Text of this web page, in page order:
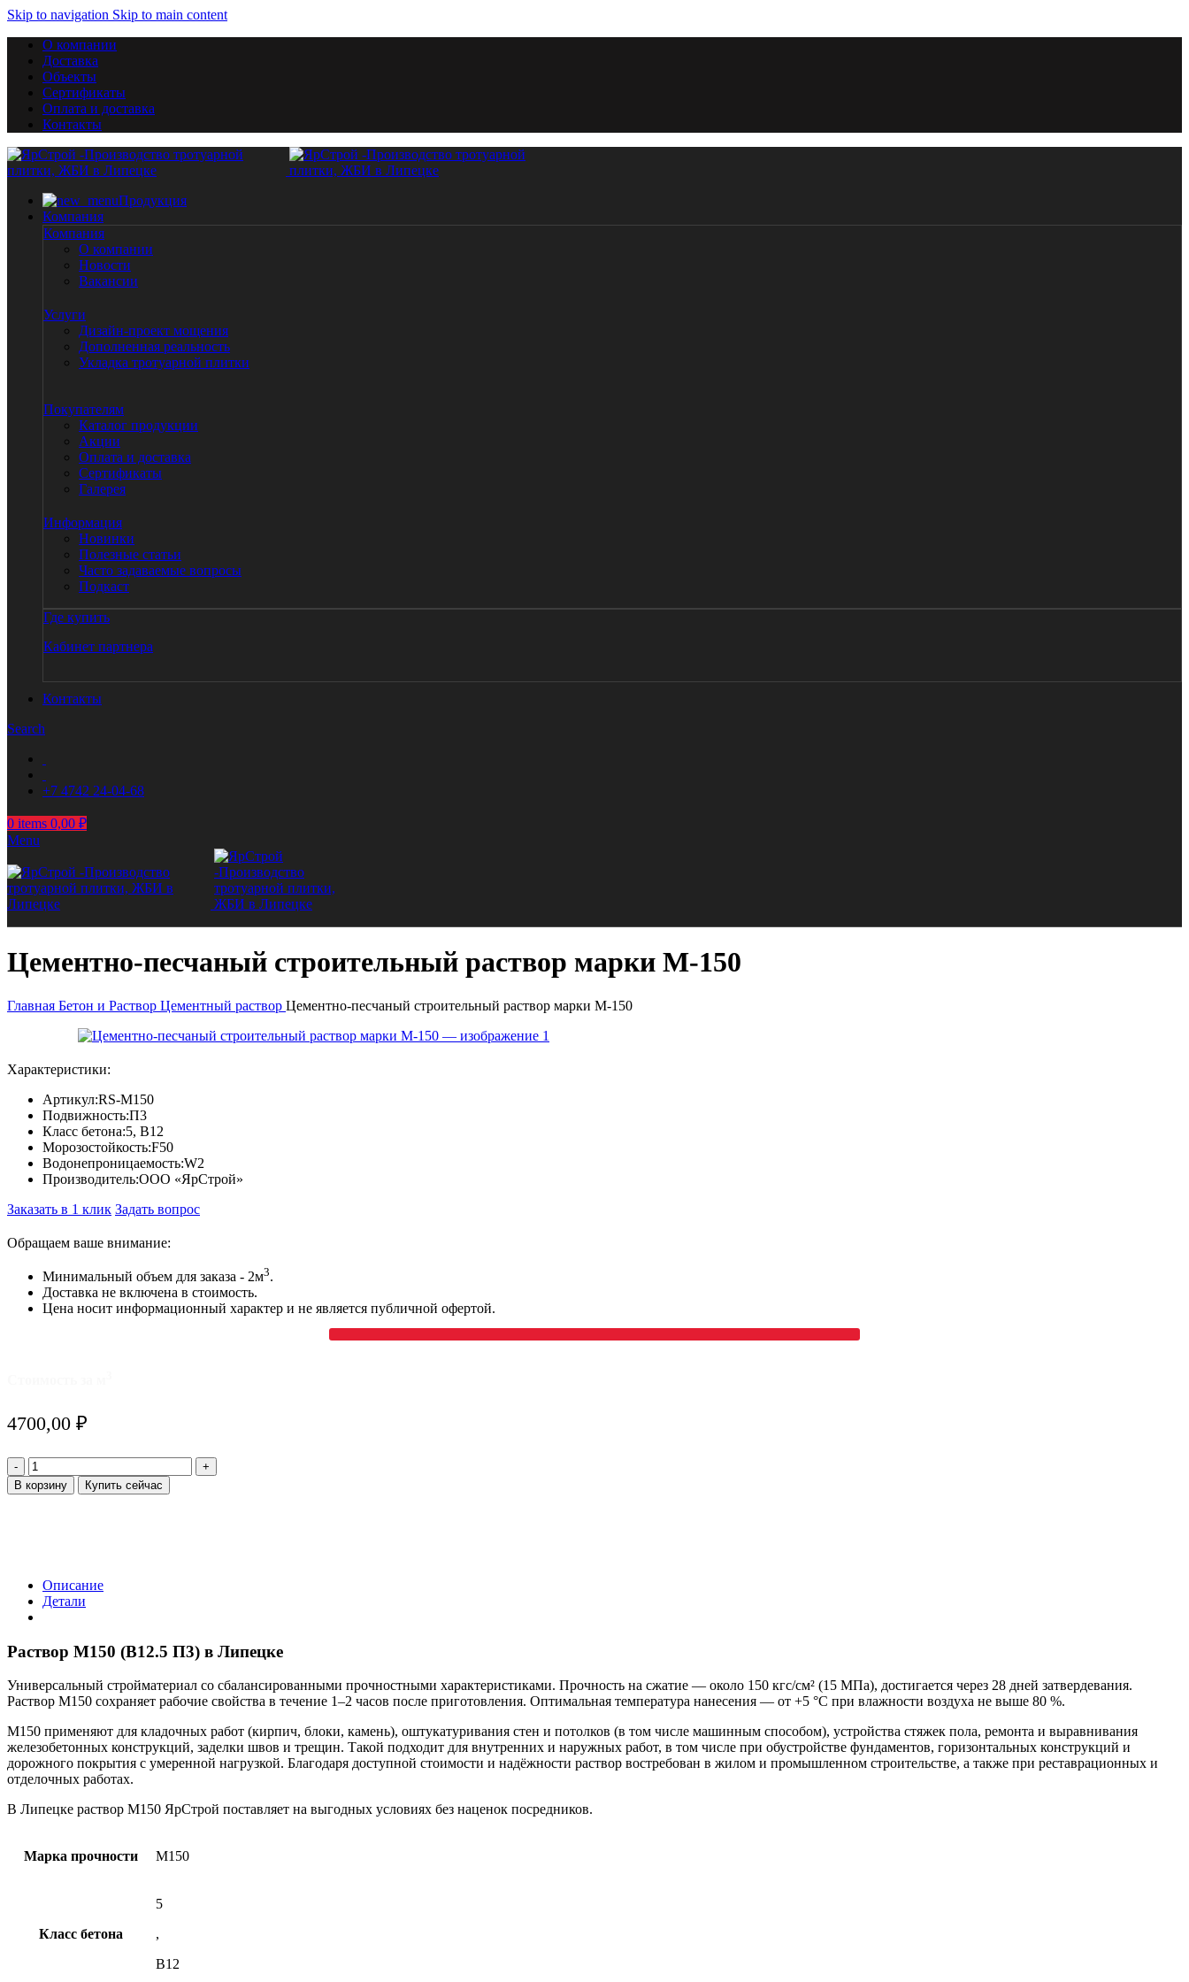
Skip to navigation Skip to main content
О компании
Доставка
Объекты
Сертификаты
Оплата и доставка
Контакты
Продукция
Компания
Компания
О компании
Новости
Вакансии
Услуги
Дизайн-проект мощения
Дополненная реальность
Укладка тротуарной плитки
Покупателям
Каталог продукции
Акции
Оплата и доставка
Сертификаты
Галерея
Информация
Новинки
Полезные статьи
Часто задаваемые вопросы
Подкаст
Где купить
Кабинет партнера
Контакты
Search
+7 4742 24-04-68
0 items 0,00 ₽
Menu
Цементно-песчаный строительный раствор марки М-150
Главная Бетон и Раствор Цементный раствор Цементно-песчаный строительный раствор марки М-150
Характеристики:
Артикул:RS-M150
Подвижность:П3
Класс бетона:5, В12
Морозостойкость:F50
Водонепроницаемость:W2
Производитель:ООО «ЯрСтрой»
Заказать в 1 клик Задать вопрос
Обращаем ваше внимание:
Минимальный объем для заказа - 2м3.
Доставка не включена в стоимость.
Цена носит информационный характер и не является публичной офертой.
4700,00 ₽
Количество
товара
Цементно-
В корзину Купить сейчас
Описание
Детали
Раствор М150 (В12.5 П3) в Липецке
Универсальный стройматериал со сбалансированными прочностными характеристиками. Прочность на сжатие — около 150 кгс/см² (15 МПа), достигается через 28 дней затвердевания.
Раствор М150 сохраняет рабочие свойства в течение 1–2 часов после приготовления. Оптимальная температура нанесения — от +5 °C при влажности воздуха не выше 80 %.
М150 применяют для кладочных работ (кирпич, блоки, камень), оштукатуривания стен и потолков (в том числе машинным способом), устройства стяжек пола, ремонта и выравнивания
железобетонных конструкций, заделки швов и трещин. Такой подходит для внутренних и наружных работ, в том числе при обустройстве фундаментов, горизонтальных конструкций и
дорожного покрытия с умеренной нагрузкой. Благодаря доступной стоимости и надёжности раствор востребован в жилом и промышленном строительстве, а также при реставрационных и
отделочных работах.
В Липецке раствор М150 ЯрСтрой поставляет на выгодных условиях без наценок посредников.
Марка прочности М150
Класс бетона
5
,
В12